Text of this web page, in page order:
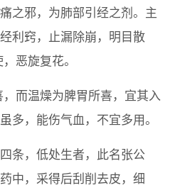
之邪，为肺部引经之剂。主
利窍，止漏除崩，明目散
恶旋复花。
而温燥为脾胃所喜，宜其入
多，能伤气血，不宜多用。
条，低处生者，此名张公
中，采得后刮削去皮，细